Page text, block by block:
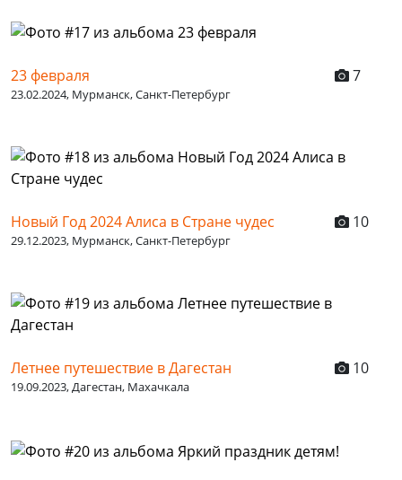
23 февраля 7
23.02.2024, Мурманск, Санкт-Петербург
Новый Год 2024 Алиса в Стране чудес 10
29.12.2023, Мурманск, Санкт-Петербург
Летнее путешествие в Дагестан 10
19.09.2023, Дагестан, Махачкала